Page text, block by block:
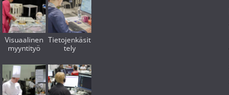
Visuaalinen
myyntityö
Tietojenkäsit
tely